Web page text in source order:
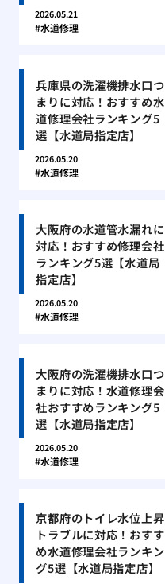
2026.05.21
水道修理
兵庫県の洗濯機排水口つ
まりに対応！おすすめ水
道修理会社ランキング5
選【水道局指定店】
2026.05.20
水道修理
大阪府の水道管水漏れに
対応！おすすめ修理会社
ランキング5選【水道局
指定店】
2026.05.20
水道修理
大阪府の洗濯機排水口つ
まりに対応！水道修理会
社おすすめランキング5
選【水道局指定店】
2026.05.20
水道修理
京都府のトイレ水位上昇
トラブルに対応！おすす
め水道修理会社ランキン
グ5選【水道局指定店】